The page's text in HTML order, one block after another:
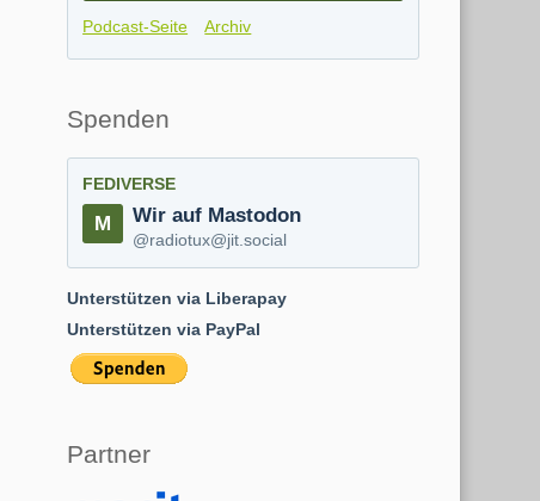
Podcast-Seite Archiv
Spenden
FEDIVERSE
Wir auf Mastodon
@radiotux@jit.social
Unterstützen via Liberapay
Unterstützen via PayPal
Partner